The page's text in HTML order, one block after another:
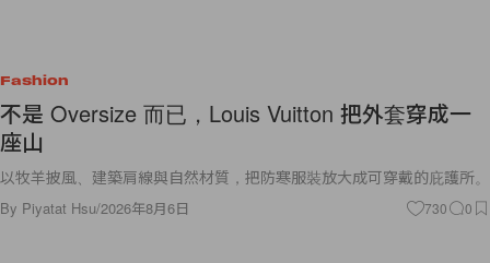
Fashion
不是 Oversize 而已，Louis Vuitton 把外套穿成一
座山
以牧羊披風、建築肩線與自然材質，把防寒服裝放大成可穿戴的庇護所。
By Piyatat Hsu/2026年8月6日 730 0